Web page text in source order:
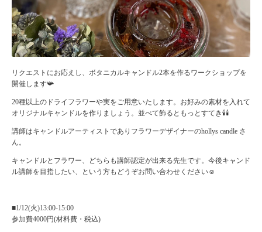
リクエストにお応えし、ボタニカルキャンドル2本を作るワークショップを
開催します📯
20種以上のドライフラワーや実をご用意いたします。お好みの素材を入れて
オリジナルキャンドルを作りましょう。並べて飾るともっとすてき🕯🕯
講師はキャンドルアーティストでありフラワーデザイナーのhollys candle さ
ん。
キャンドルとフラワー、どちらも講師認定が出来る先生です。今後キャンド
ル講師を目指したい、という方もどうぞお問い合わせください☺️
■1/12(火)13:00-15:00
参加費4000円(材料費・税込)